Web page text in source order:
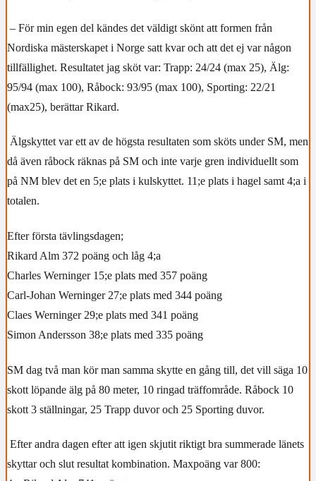
– För min egen del kändes det väldigt skönt att formen från
Nordiska mästerskapet i Norge satt kvar och att det ej var någon
tillfällighet. Resultatet jag sköt var: Trapp: 24/24 (max 25), Älg:
95/94 (max 100), Råbock: 93/95 (max 100), Sporting: 22/21
(max25), berättar Rikard.
Älgskyttet var ett av de högsta resultaten som sköts under SM, men
då även råbock räknas på SM och inte varje gren individuellt som
på NM blev det en 5;e plats i kulskyttet. 11;e plats i hagel samt 4;a i
totalen.
Efter första tävlingsdagen;
Rikard Alm 372 poäng och låg 4;a
Charles Werninger 15;e plats med 357 poäng
Carl-Johan Werninger 27;e plats med 344 poäng
Claes Werninger 29;e plats med 341 poäng
Simon Andersson 38;e plats med 335 poäng
SM dag två man kör man samma skytte en gång till, det vill säga 10
skott löpande älg på 80 meter, 10 ringad träffområde. Råbock 10
skott 3 ställningar, 25 Trapp duvor och 25 Sporting duvor.
Efter andra dagen efter att igen skjutit riktigt bra summerade länets
skyttar och slut resultat kombination. Maxpoäng var 800: